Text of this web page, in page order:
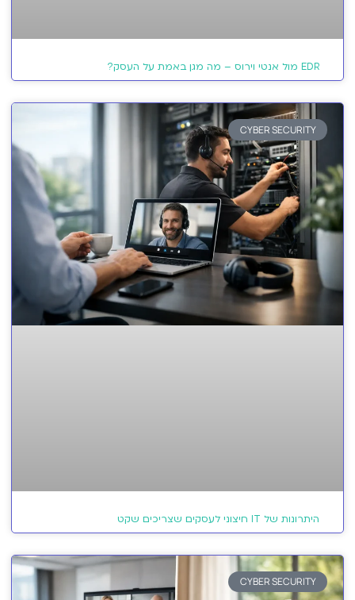
EDR מול אנטי וירוס – מה מגן באמת על העסק?
CYBER SECURITY
היתרונות של IT חיצוני לעסקים שצריכים שקט
CYBER SECURITY